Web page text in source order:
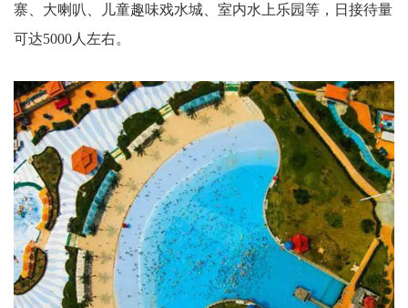
寨、大喇叭、儿童趣味戏水城、室内水上乐园等，日接待量
可达5000人左右。